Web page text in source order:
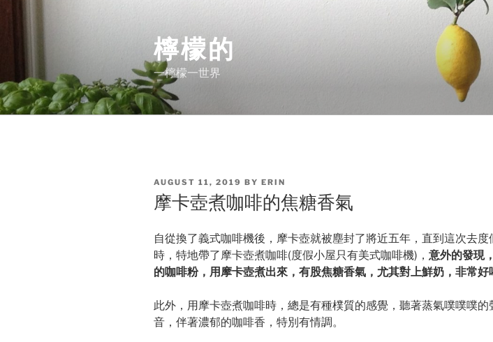
檸檬的
一檸檬一世界
POSTED
ON
AUGUST 11, 2019 BY ERIN
摩卡壺煮咖啡的焦糖香氣
自從換了義式咖啡機後，摩卡壺就被塵封了將近五年，直到這次去度
時，特地帶了摩卡壺煮咖啡(度假小屋只有美式咖啡機)， 意外的發現
的咖啡粉，用摩卡壺煮出來，有股焦糖香氣，尤其對上鮮奶，非常好
此外，用摩卡壺煮咖啡時，總是有種樸質的感覺，聽著蒸氣噗噗噗的
音，伴著濃郁的咖啡香，特別有情調。